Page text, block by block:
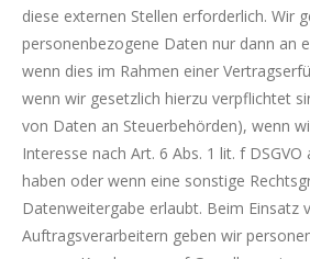
diese externen Stellen erforderlich. Wir
personenbezogene Daten nur dann an
wenn dies im Rahmen einer
wenn wir gesetzlich hierzu verpflichtet
von Daten an Steuerbehörden), wenn
Interesse nach Art. 6 Abs. 1 lit. f
haben oder wenn eine sonstige
Datenweitergabe erlaubt. Beim Einsatz
Auftragsverarbeitern geben wir